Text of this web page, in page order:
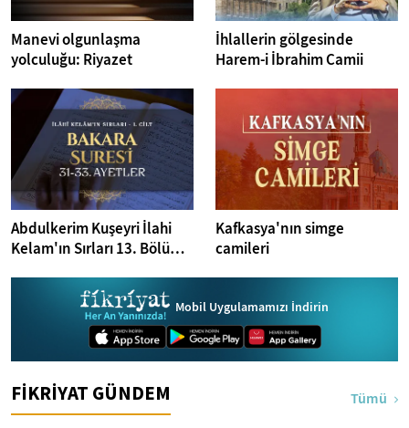
Manevi olgunlaşma
yolculuğu: Riyazet
İhlallerin gölgesinde
Harem-i İbrahim Camii
Abdulkerim Kuşeyri İlahi
Kelam'ın Sırları 13. Bölüm I
Ayetler Tefsiri
Kafkasya'nın simge
camileri
Mobil Uygulamamızı İndirin
FİKRİYAT GÜNDEM Tümü